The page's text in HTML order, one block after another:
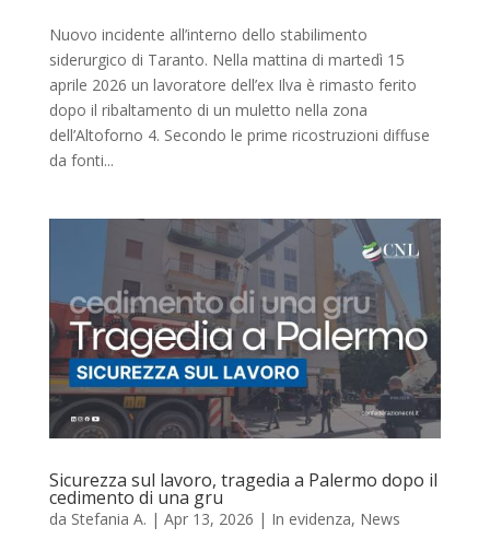
Nuovo incidente all’interno dello stabilimento
siderurgico di Taranto. Nella mattina di martedì 15
aprile 2026 un lavoratore dell’ex Ilva è rimasto ferito
dopo il ribaltamento di un muletto nella zona
dell’Altoforno 4. Secondo le prime ricostruzioni diffuse
da fonti...
Sicurezza sul lavoro, tragedia a Palermo dopo il
cedimento di una gru
da Stefania A. | Apr 13, 2026 | In evidenza, News